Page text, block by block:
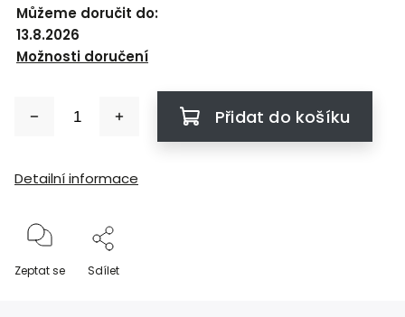
Můžeme doručit do:
13.8.2026
Možnosti doručení
Přidat do košíku
Detailní informace
Zeptat se Sdílet